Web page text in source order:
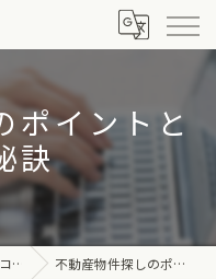
ポイントと
訣
コラム 不動産物件探しのポイントと成功の秘訣